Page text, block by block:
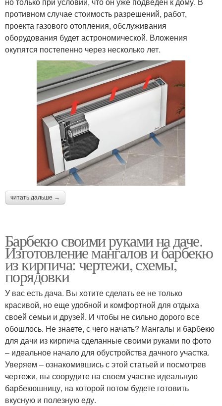
противном случае стоимость разрешений, работ,
проекта газового отопления, обслуживания
оборудования будет астрономической. Вложения
окупятся постепенно через несколько лет.
читать дальше →
Барбекю своими руками на даче.
Изготовление мангалов и барбекю
из кирпича: чертежи, схемы,
порядовки
У вас есть дача. Вы хотите сделать ее не только
красивой, но еще удобной и комфортной для отдыха
своей семьи и друзей. И чтобы не сильно дорого все
обошлось. Не знаете, с чего начать? Мангалы и барбекю
для дачи из кирпича сделанные своими руками по фото
– идеальное начало для обустройства дачного участка.
Уверяем – ознакомившись с этой статьей и посмотрев
чертежи, вы соорудите на своем участке идеальную
барбекюшницу, на которой потом будете готовить
вкусную и полезную еду.